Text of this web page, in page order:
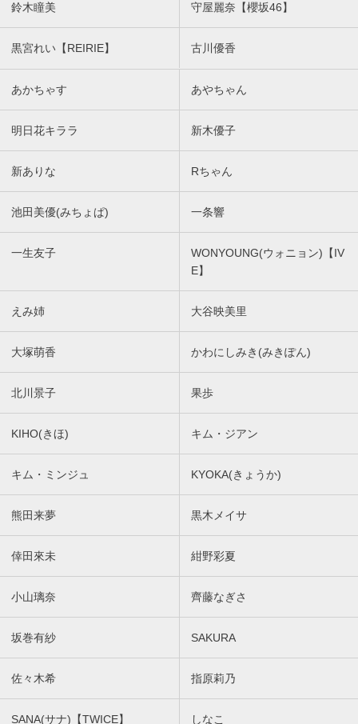
鈴木瞳美 守屋麗奈【櫻坂46】
黒宮れい【REIRIE】 古川優香
あかちゃす あやちゃん
明日花キララ 新木優子
新ありな Rちゃん
池田美優(みちょぱ) 一条響
一生友子
WONYOUNG(ウォニョン)【IV
E】
えみ姉 大谷映美里
大塚萌香 かわにしみき(みきぽん)
北川景子 果歩
KIHO(きほ) キム・ジアン
キム・ミンジュ KYOKA(きょうか)
熊田来夢 黒木メイサ
倖田來未 紺野彩夏
小山璃奈 齊藤なぎさ
坂巻有紗 SAKURA
佐々木希 指原莉乃
SANA(サナ)【TWICE】 しなこ